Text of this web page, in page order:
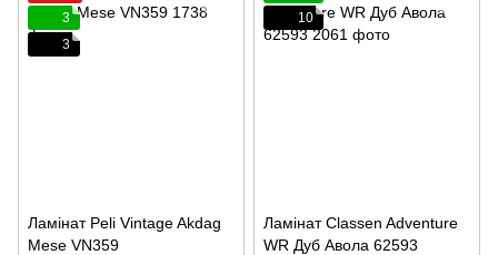
3
3
Ламінат Peli Vintage Akdag
Mese VN359
10
Ламінат Classen Adventure
WR Дуб Авола 62593